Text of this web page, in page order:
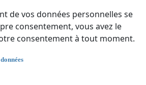
de vos données personnelles se
consentement, vous avez le
consentement à tout moment.